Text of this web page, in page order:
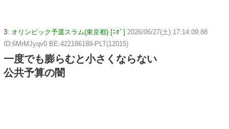
3: オリンピック予選スラム(東京都) [ﾆﾀﾞ] 2026/06/27(土) 17:14:09.88
ID:6MrMJyqv0 BE:422186189-PLT(12015)
一度でも膨らむと小さくならない
公共予算の闇